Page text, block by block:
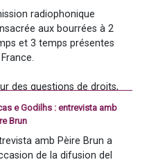
Folk, Gabriel
: Bal Folk, Paros : Le
du Monde, 1974.
à 00:09:45).
à 00:21:36).
musicaux diffusés
l'émission :
de l'université Paul
à 00:09:51).
- Jean-Marie Carlotti,
ven de nuech
à 00:19:22).
Ai vist lo lop, Bourrée 6
radiophonique
aux bourrées à 2
et 3 temps présentes
des questions de droits,
extraits musicaux diffusés
cette émission ne
donc été coupés de
e Godilhs : entrevista amb
Brun
amb Pèire Brun a
de la difusion del